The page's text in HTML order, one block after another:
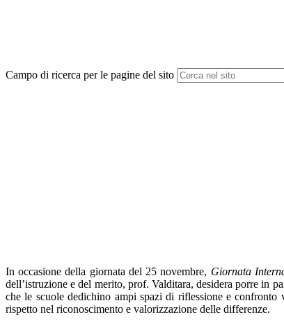
Campo di ricerca per le pagine del sito
In occasione della giornata del 25 novembre, Giornata
dell’istruzione e del merito, prof. Valditara, desidera porre in
che le scuole dedichino ampi spazi di riflessione e
rispetto nel riconoscimento e valorizzazione delle differenze.